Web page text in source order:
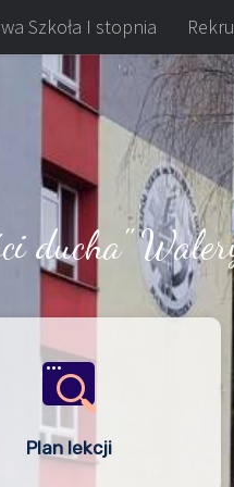
Szkoła I stopnia
ducha"
Plan lekcji